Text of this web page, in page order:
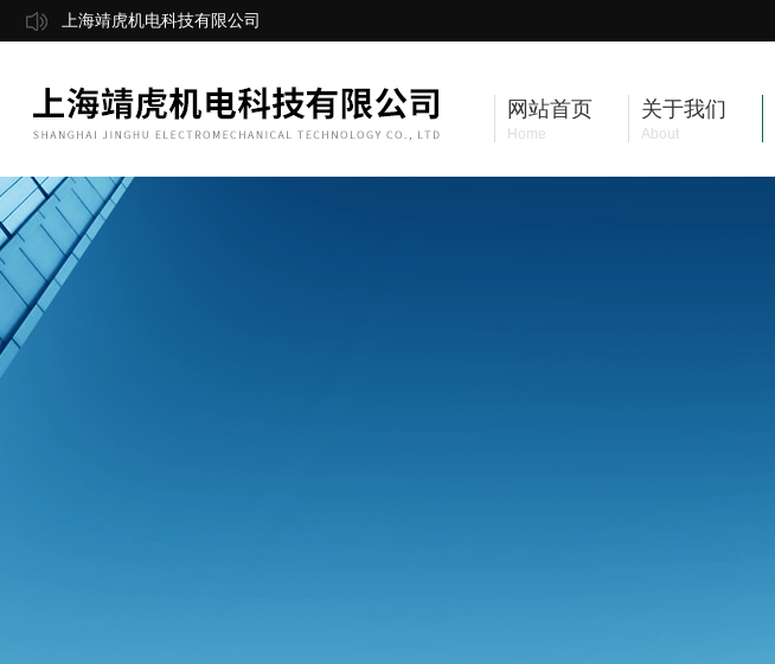
上海靖虎机电科技有限公司
网站首页
Home
关于我们
About